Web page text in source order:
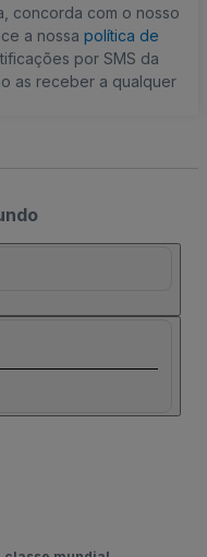
concorda com o nosso
a nossa política de
por SMS da
as receber a qualquer